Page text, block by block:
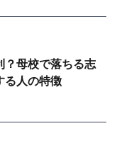
？母校で落ちる志
る人の特徴